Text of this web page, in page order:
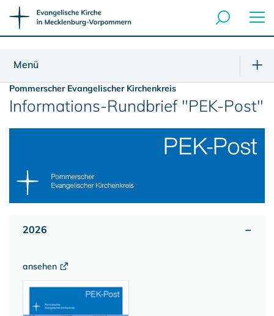
Menü
Pommerscher Evangelischer Kirchenkreis
Informations-Rundbrief "PEK-Post"
2026
ansehen